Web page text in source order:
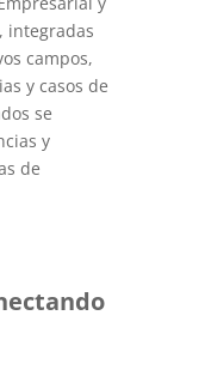
integradas
campos,
y casos de
se
y
de